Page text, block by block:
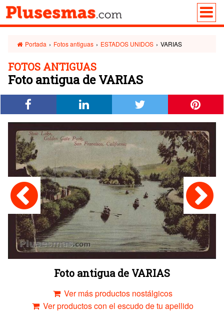
Portada › Fotos antiguas › ESTADOS UNIDOS › VARIAS
FOTOS ANTIGUAS
Foto antigua de VARIAS
Foto antigua de VARIAS
Ver más productos nostálgicos
Ver productos con el escudo de tu apellido